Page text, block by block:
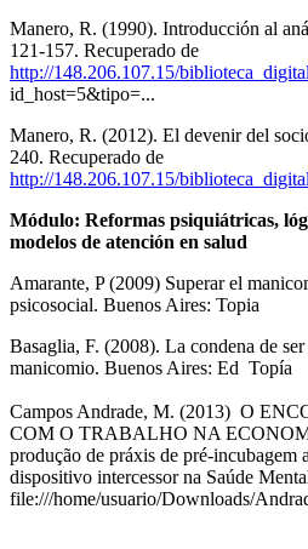
Manero, R. (1990). Introducción al
121-157. Recuperado de
http://148.206.107.15/
id_host=5&tipo=...
Manero, R. (2012). El devenir del
240. Recuperado de
http://148.206.107.15/
Módulo: Reformas psiquiátricas,
modelos de atención en salud
Amarante, P (2009) Superar el
psicosocial. Buenos Aires: Topia
Basaglia, F. (2008). La condena de
manicomio. Buenos
Campos Andrade, M. (2013) O
COM O TRABALHO NA
produção de práxis de pré-incubagem
dispositivo intercessor na Saúde
file:///home/usuario/